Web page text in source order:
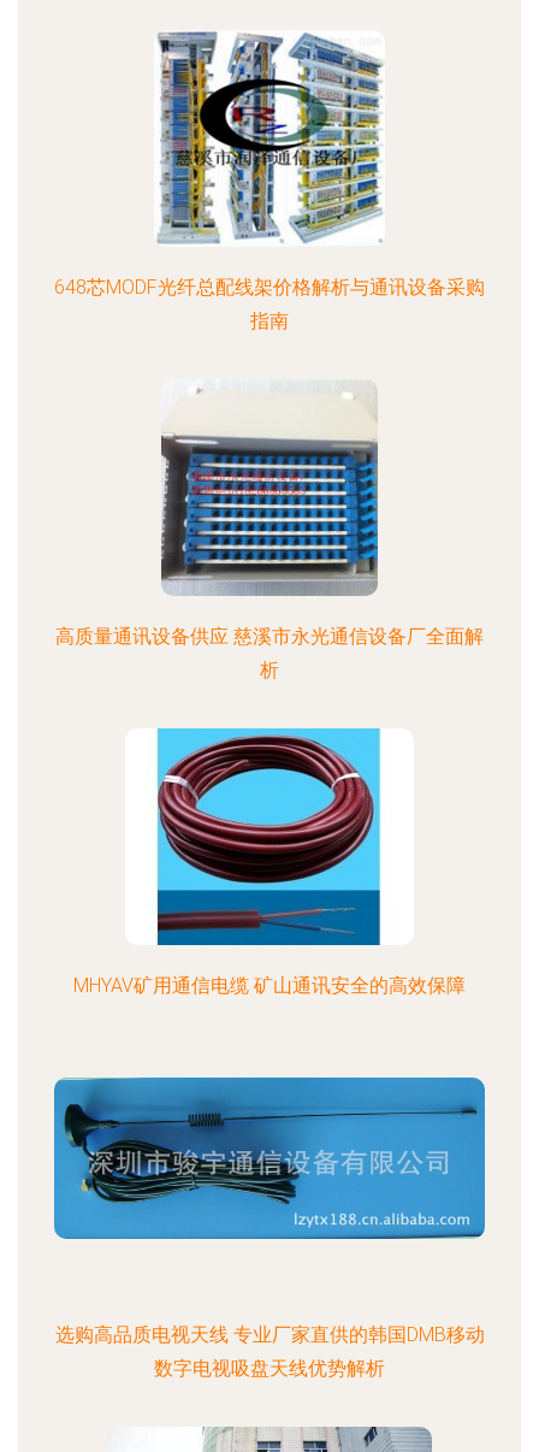
648芯MODF光纤总配线架价格解析与通讯设备采购
指南
高质量通讯设备供应 慈溪市永光通信设备厂全面解
析
MHYAV矿用通信电缆 矿山通讯安全的高效保障
选购高品质电视天线 专业厂家直供的韩国DMB移动
数字电视吸盘天线优势解析